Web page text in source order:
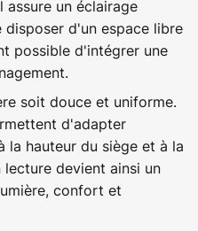
un éclairage
d'un espace libre
possible d'intégrer une
soit douce et uniforme.
d'adapter
la hauteur du siège et à la
devient ainsi un
confort et